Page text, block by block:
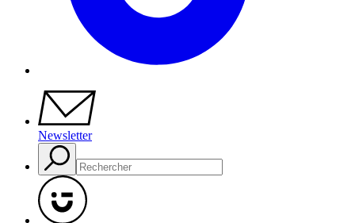
Newsletter